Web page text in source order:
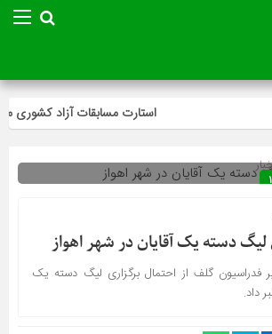
استارت مسابقات آزاد کشوری
لیگ دسته یک آقایان در شهر اهواز
فدراسیون گلف از احتمال برگزاری لیگ دسته یک
داد.